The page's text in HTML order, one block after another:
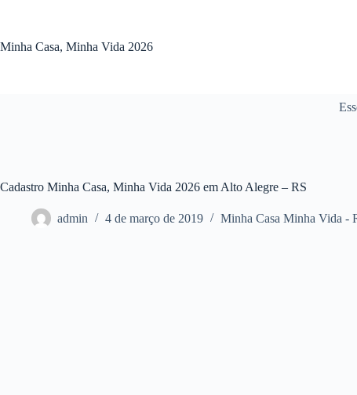
conteúdo
Minha Casa, Minha Vida 2026
Cadastro Minha Casa, Minha Vida 2026 em Alto Alegre – RS
admin 4 de março de 2019 Minha Casa Minha Vida -